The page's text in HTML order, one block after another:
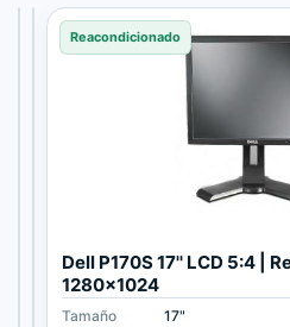
Reacondicionado
Tamaño
Reacondicionado
m
Tamaño
17"
Reacondicionado
Dell P170S 17'' LCD 5:4 |
1280x1024
Tamaño
17"